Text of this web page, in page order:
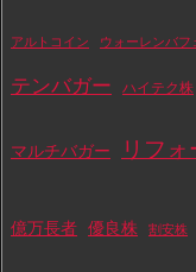
アルトコイン ウォーレンバフ
テンバガー ハイテク株
マルチバガー リフォ
億万長者 優良株 割安株